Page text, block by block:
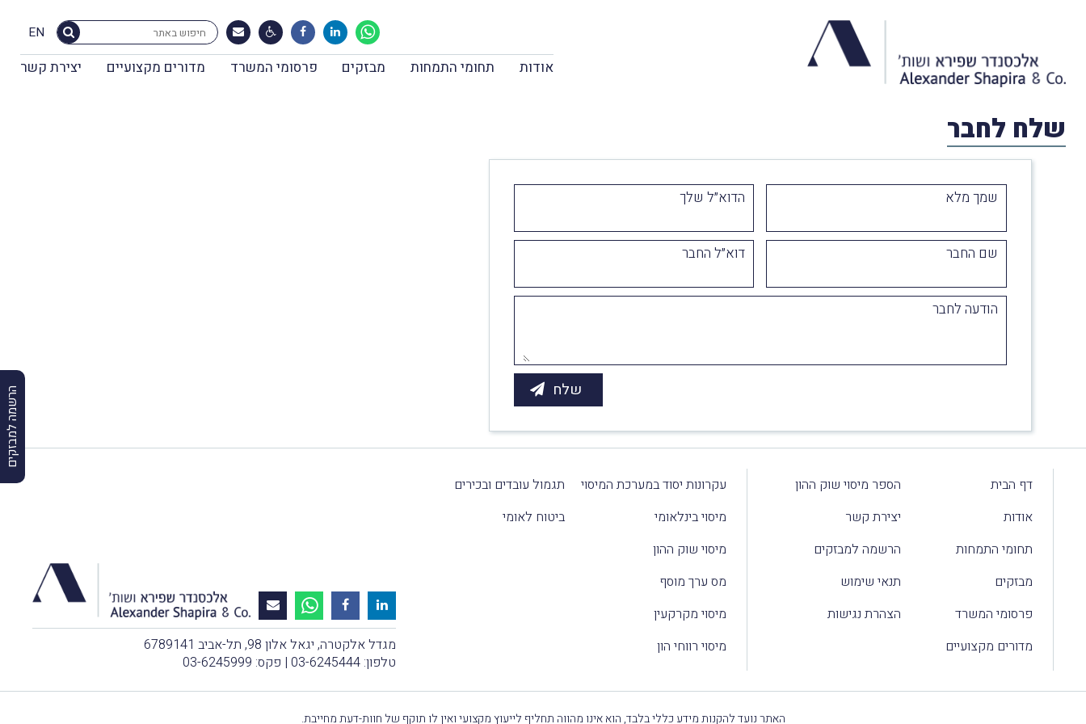
EN
אודות תחומי התמחות מבזקים פרסומי המשרד מדורים מקצועיים יצירת קשר
הרשמה למבזקים
שלח לחבר
שמך מלא הדוא״ל שלך
שם החבר דוא״ל החבר
הודעה לחבר
דף הבית
אודות
תחומי התמחות
מבזקים
פרסומי המשרד
מדורים מקצועיים
הספר מיסוי שוק ההון
יצירת קשר
הרשמה למבזקים
תנאי שימוש
הצהרת נגישות
עקרונות יסוד במערכת המיסוי
מיסוי בינלאומי
מיסוי שוק ההון
מס ערך מוסף
מיסוי מקרקעין
מיסוי רווחי הון
תגמול עובדים ובכירים
ביטוח לאומי
מגדל אלקטרה, יגאל אלון 98, תל-אביב 6789141
טלפון: 03-6245444 | פקס: 03-6245999
האתר נועד להקנות מידע כללי בלבד, הוא אינו מהווה תחליף לייעוץ מקצועי ואין לו תוקף של חוות-דעת מחייבת.